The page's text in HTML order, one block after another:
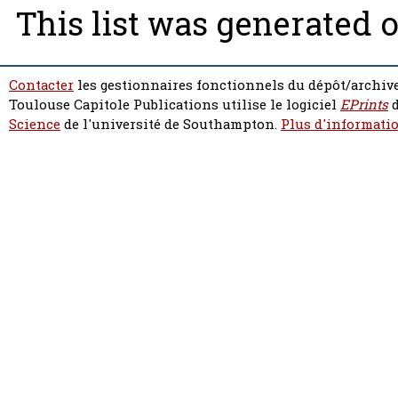
This list was generated
Contacter les gestionnaires fonctionnels du dépôt/
Toulouse Capitole Publications utilise le logiciel EPrints
Sciencede l'université de Southampton. Plus